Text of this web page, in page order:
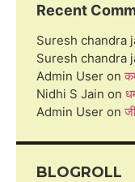
Recent
Suresh chandra
Suresh chandra
Admin User on
Nidhi S Jain on
Admin User on
BLOGROLL